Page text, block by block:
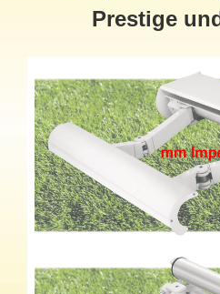
Prestige